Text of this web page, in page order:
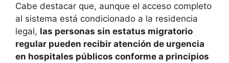
Cabe destacar que, aunque el acceso completo
al sistema está condicionado a la residencia
legal, las personas sin estatus migratorio
regular pueden recibir atención de urgencia
en hospitales públicos conforme a principios